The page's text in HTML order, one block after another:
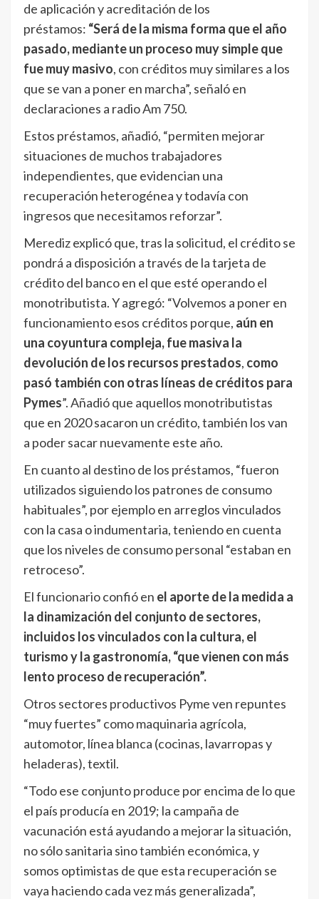
de aplicación y acreditación de los
préstamos: “Será de la misma forma que el año
pasado, mediante un proceso muy simple que
fue muy masivo, con créditos muy similares a los
que se van a poner en marcha”, señaló en
declaraciones a radio Am 750.
Estos préstamos, añadió, “permiten mejorar
situaciones de muchos trabajadores
independientes, que evidencian una
recuperación heterogénea y todavía con
ingresos que necesitamos reforzar”.
Merediz explicó que, tras la solicitud, el crédito se
pondrá a disposición a través de la tarjeta de
crédito del banco en el que esté operando el
monotributista. Y agregó: “Volvemos a poner en
funcionamiento esos créditos porque, aún en
una coyuntura compleja, fue masiva la
devolución de los recursos prestados, como
pasó también con otras líneas de créditos para
Pymes”. Añadió que aquellos monotributistas
que en 2020 sacaron un crédito, también los van
a poder sacar nuevamente este año.
En cuanto al destino de los préstamos, “fueron
utilizados siguiendo los patrones de consumo
habituales”, por ejemplo en arreglos vinculados
con la casa o indumentaria, teniendo en cuenta
que los niveles de consumo personal “estaban en
retroceso”.
El funcionario confió en el aporte de la medida a
la dinamización del conjunto de sectores,
incluidos los vinculados con la cultura, el
turismo y la gastronomía, “que vienen con más
lento proceso de recuperación”.
Otros sectores productivos Pyme ven repuntes
“muy fuertes” como maquinaria agrícola,
automotor, línea blanca (cocinas, lavarropas y
heladeras), textil.
“Todo ese conjunto produce por encima de lo que
el país producía en 2019; la campaña de
vacunación está ayudando a mejorar la situación,
no sólo sanitaria sino también económica, y
somos optimistas de que esta recuperación se
vaya haciendo cada vez más generalizada”,